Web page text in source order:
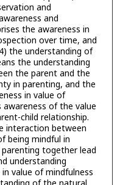
and
and
the awareness in
over time, and
the understanding of
the understanding
the parent and the
in parenting, and the
in value of
of the value
child relationship.
interaction between
being mindful in
together lead
understanding
value of mindfulness